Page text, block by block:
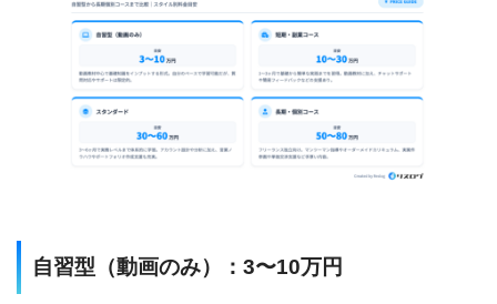
自習型（動画のみ）：3〜10万円